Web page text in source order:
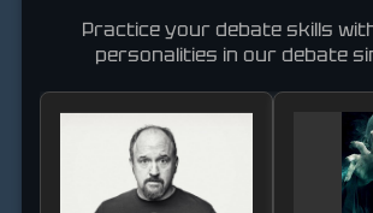
Practice your debate skills
personalities in our debate